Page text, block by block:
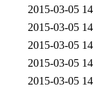
2015-03-05
2015-03-05
2015-03-05
2015-03-05
2015-03-05